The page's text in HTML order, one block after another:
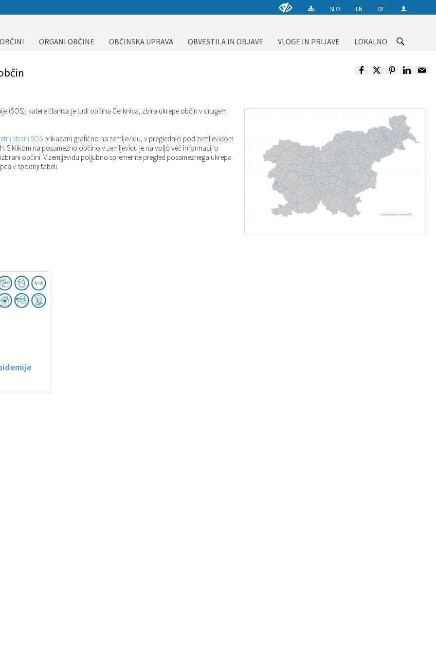
SLO EN DE
ORGANI OBČINE OBČINSKA UPRAVA OBVESTILA IN OBJAVE VLOGE IN PRIJAVE LOKALNO
(SOS), katere članica je tudi občina Cerknica, zbira ukrepe občin v drugem
strani SOSprikazani grafično na zemljevidu, v preglednici pod zemljevidom
S klikom na posamezno občino v zemljevidu je na voljo več informacij o
občini. V zemljevidu poljubno spremenite pregled posameznega ukrepa
v spodnji tabeli.